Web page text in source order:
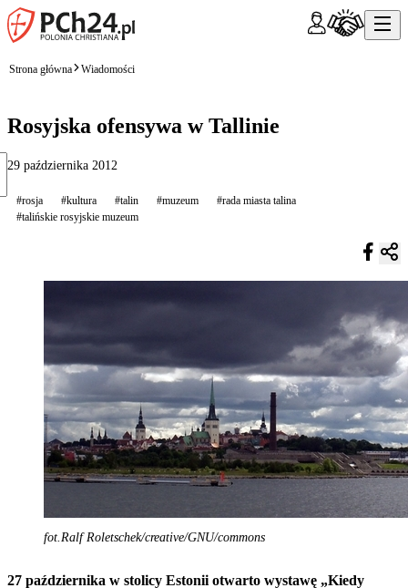
Strona główna Wiadomości
Rosyjska ofensywa w Tallinie
29 października 2012
#rosja #kultura #talin #muzeum
#rada miasta talina
#talińskie rosyjskie muzeum
fot.Ralf Roletschek/creative/GNU/commons
27 października w stolicy Estonii otwarto wystawę „Kiedy